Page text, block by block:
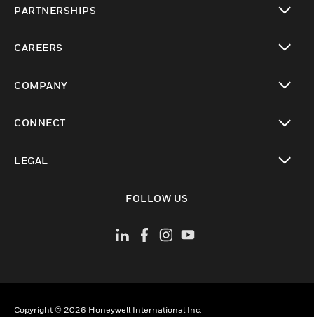
PARTNERSHIPS
CAREERS
COMPANY
CONNECT
LEGAL
FOLLOW US
Copyright © 2026 Honeywell International Inc.